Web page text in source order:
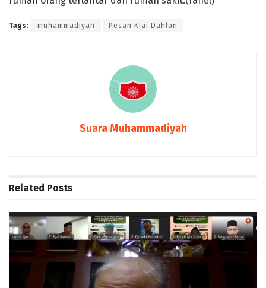
Tags: muhammadiyah Pesan Kiai Dahlan
Suara Muhammadiyah
Related Posts